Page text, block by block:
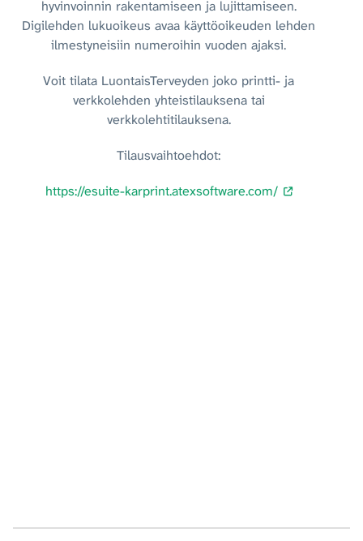
hyvinvoinnin rakentamiseen ja lujittamiseen.
Digilehden lukuoikeus avaa käyttöoikeuden lehden
ilmestyneisiin numeroihin vuoden ajaksi.
Voit tilata LuontaisTerveyden joko printti- ja
verkkolehden yhteistilauksena tai
verkkolehtitilauksena.
Tilausvaihtoehdot:
https://esuite-karprint.atexsoftware.com/